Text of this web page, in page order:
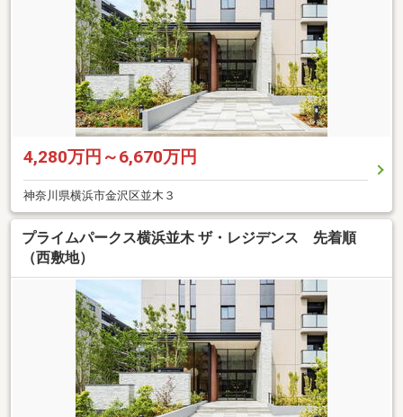
4,280万円～6,670万円
神奈川県横浜市金沢区並木３
プライムパークス横浜並木 ザ・レジデンス 先着順
（西敷地）